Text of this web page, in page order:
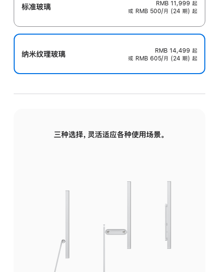
标准玻璃 RMB 11,999 起
或 RMB 500/月 (24 期) 起
纳米纹理玻璃 RMB 14,499 起
或 RMB 605/月 (24 期) 起
三种选择，灵活适应各种使用场景。